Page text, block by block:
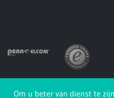
Om u beter van dienst te